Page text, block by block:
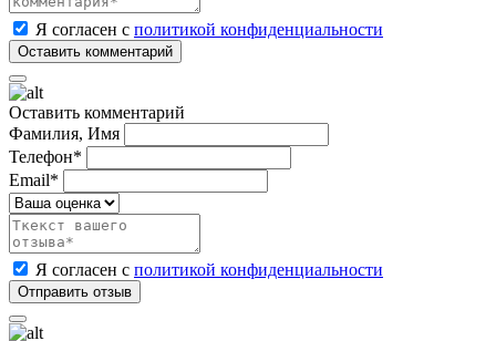
Я согласен с политикой конфиденциальности
Оставить комментарий
Фамилия, Имя
Телефон*
Email*
Я согласен с политикой конфиденциальности